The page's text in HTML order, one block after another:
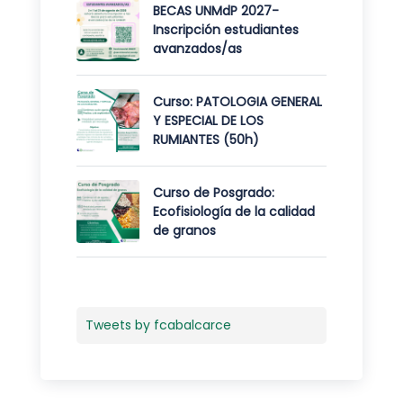
BECAS UNMdP 2027-
Inscripción estudiantes
avanzados/as
Curso: PATOLOGIA GENERAL
Y ESPECIAL DE LOS
RUMIANTES (50h)
Curso de Posgrado:
Ecofisiología de la calidad
de granos
Tweets by fcabalcarce